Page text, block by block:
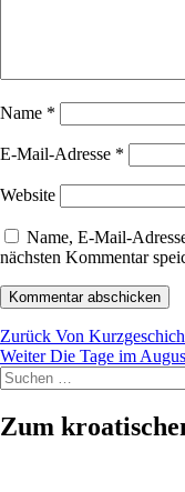
Name *
E-Mail-Adresse *
Website
Name, E-Mail-
nächsten Kommentar
Zurück Vorheriger
Beitrag:
Von
Weiter Nächster
Beitrag:
Die Tage im
Suchen
nach:
Zum